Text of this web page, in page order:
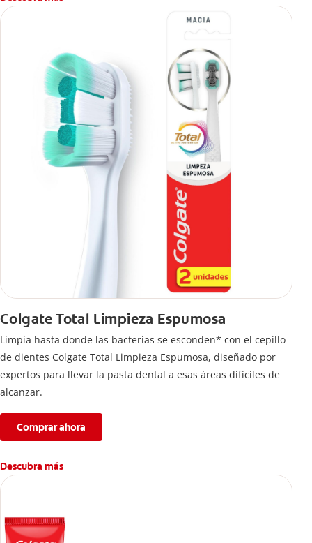
Colgate Total Limpieza Espumosa
Limpia hasta donde las bacterias se esconden* con el cepillo
de dientes Colgate Total Limpieza Espumosa, diseñado por
expertos para llevar la pasta dental a esas áreas difíciles de
alcanzar.
Comprar ahora
Descubra más